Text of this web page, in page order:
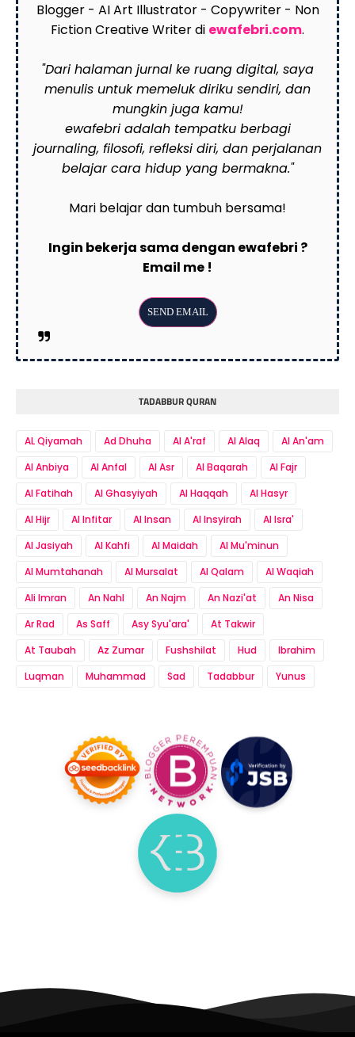
Blogger - AI Art Illustrator - Copywriter - Non
Fiction Creative Writer di ewafebri.com.
"Dari halaman jurnal ke ruang digital, saya
menulis untuk memeluk diriku sendiri, dan
mungkin juga kamu!
ewafebri adalah tempatku berbagi
journaling, filosofi, refleksi diri, dan perjalanan
belajar cara hidup yang bermakna."
Mari belajar dan tumbuh bersama!
Ingin bekerja sama dengan ewafebri ?
Email me !
TADABBUR QURAN
AL Qiyamah Ad Dhuha Al A'raf Al Alaq
Al An'am
Al Anbiya
Al Anfal Al Asr Al Baqarah
Al Fajr
Al Fatihah
Al Ghasyiyah Al Haqqah
Al Hasyr
Al Hijr
Al Infitar Al Insan Al Insyirah
Al Isra'
Al Jasiyah
Al Kahfi Al Maidah
Al Mu'minun
Al Mumtahanah
Al Mursalat Al Qalam
Al Waqiah
Ali Imran
An Nahl An Najm An Nazi'at
An Nisa
Ar Rad
As Saff Asy Syu'ara'
At Takwir
At Taubah
Az Zumar Fushshilat Hud
Ibrahim
Luqman
Muhammad Sad Tadabbur Yunus